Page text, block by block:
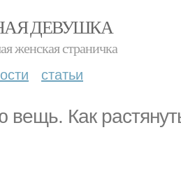
ДЕВУШКА
женская страничка
статьи
вещь. Как